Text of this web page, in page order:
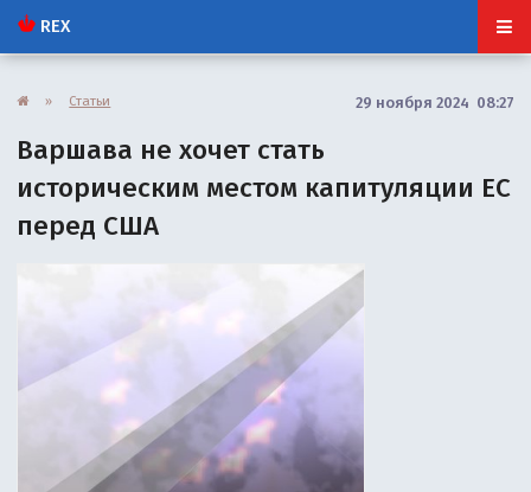
REX
» Статьи 29 ноября 2024 08:27
Варшава не хочет стать
историческим местом капитуляции ЕС
перед США